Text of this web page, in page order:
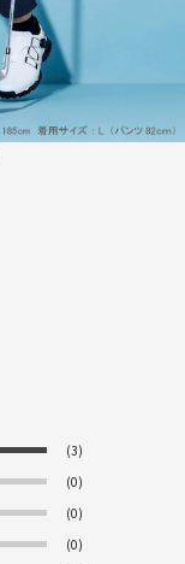
(3)
(0)
(0)
(0)